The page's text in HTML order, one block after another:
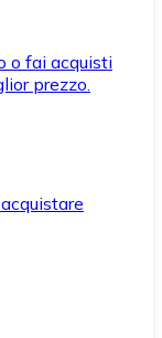
o fai acquisti
prezzo.